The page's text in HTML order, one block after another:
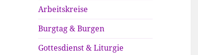
Arbeitskreise
Burgtag & Burgen
Gottesdienst & Liturgie